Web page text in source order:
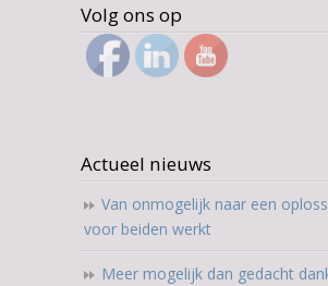
Volg ons op
Actueel nieuws
Van onmogelijk naar een
voor beiden werkt
Meer mogelijk dan gedacht